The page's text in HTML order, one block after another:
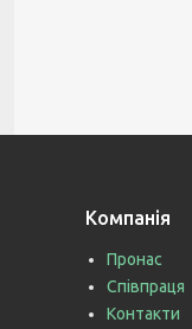
Компанія
Пронас
Співпраця
Контакти